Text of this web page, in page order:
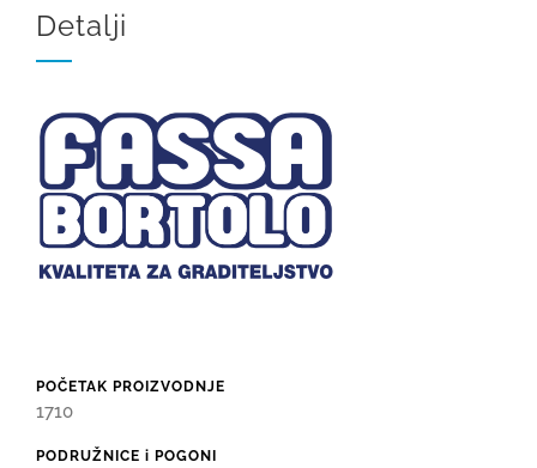
Detalji
POČETAK PROIZVODNJE
1710
PODRUŽNICE i POGONI